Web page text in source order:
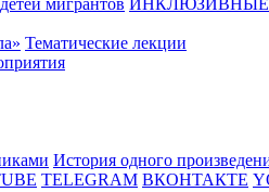
мигрантов
Тематические лекции
История одного
TELEGRAM ВКОНТАКТЕ